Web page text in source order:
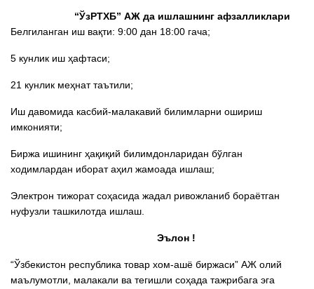
“ЎзРТХБ” АЖ да ишлашнинг афзалликлари
Белгиланган иш вақти: 9:00 дан 18:00 гача;
5 кунлик иш ҳафтаси;
21 кунлик меҳнат таътили;
Иш давомида касбий-малакавий билимларни ошириш
имконияти;
Биржа ишининг ҳақиқий билимдонларидан бўлган
ходимлардан иборат аҳил жамоада ишлаш;
Электрон тижорат соҳасида жадал ривожланиб бораётган
нуфузли ташкилотда ишлаш.
Эълон !
“Ўзбекистон республика товар хом-ашё биржаси” АЖ олий
маълумотли, малакали ва тегишли соҳада тажрибага эга